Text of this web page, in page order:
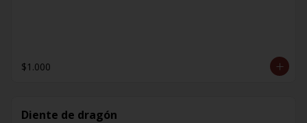
$1.000
Diente de dragón